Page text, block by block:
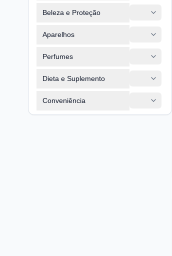
Beleza e Proteção
Aparelhos
Perfumes
Dieta e Suplemento
Conveniência